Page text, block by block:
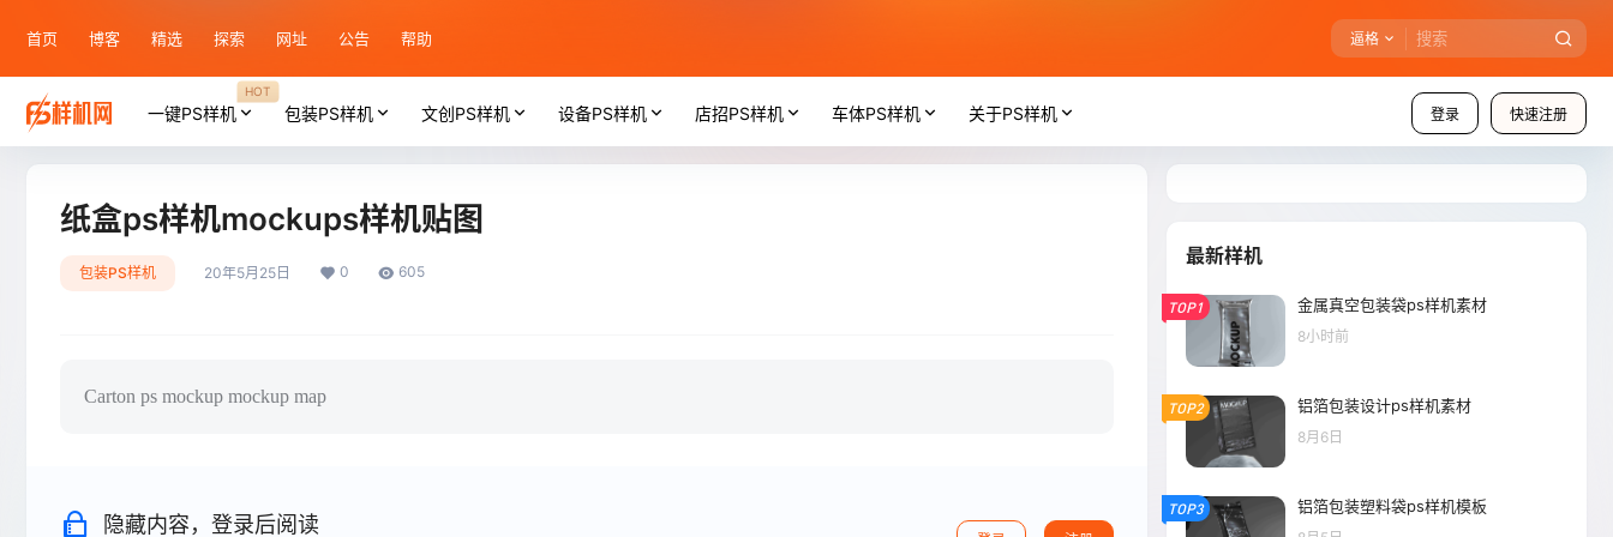
首页 博客 精选 探索 网址 公告 帮助 逼格
登录 快速注册
一键PS样机
HOT
包装PS样机 文创PS样机 设备PS样机 店招PS样机 车体PS样机 关于PS样机
纸盒ps样机mockups样机贴图
包装PS样机 20年5月25日 0 605
Carton ps mockup mockup map
隐藏内容，登录后阅读
最新样机
TOP1 金属真空包装袋ps样机素材
8小时前
TOP2 铝箔包装设计ps样机素材
8月6日
TOP3 铝箔包装塑料袋ps样机模板